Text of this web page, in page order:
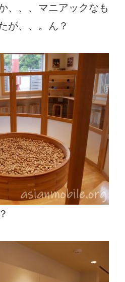
、、、マニアックなも
が、、。ん？